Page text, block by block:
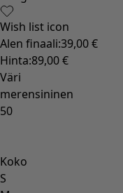
Hauska sisustus
Värikäs sisustus
Luonnollinen sisustus
Boheemi sisustus
Skandinaavinen sisustus
Kodikas sisustus